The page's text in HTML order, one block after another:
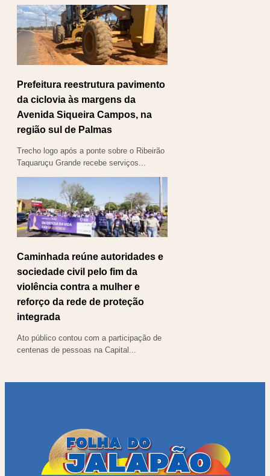
Prefeitura reestrutura pavimento
da ciclovia às margens da
Avenida Siqueira Campos, na
região sul de Palmas
Trecho logo após a ponte sobre o Ribeirão
Taquaruçu Grande recebe serviços...
Caminhada reúne autoridades e
sociedade civil pelo fim da
violência contra a mulher e
reforço da rede de proteção
integrada
Ato público contou com a participação de
centenas de pessoas na Capital...